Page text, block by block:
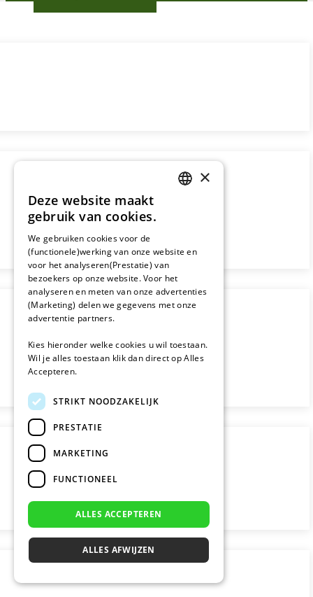
GERMAN
×
Deze website maakt
gebruik van cookies.
We gebruiken cookies voor de
(functionele)werking van onze website en
voor het analyseren(Prestatie) van
bezoekers op onze website. Voor het
analyseren en meten van onze advertenties
(Marketing) delen we gegevens met onze
advertentie partners.
Kies hieronder welke cookies u wil toestaan.
Wil je alles toestaan klik dan direct op Alles
Accepteren.
STRIKT NOODZAKELIJK
PRESTATIE
MARKETING
FUNCTIONEEL
ALLES ACCEPTEREN
ALLES AFWIJZEN